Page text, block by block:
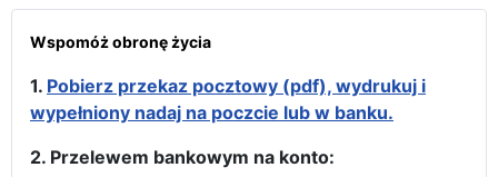
Wspomóż obronę życia
1. Pobierz przekaz pocztowy (pdf), wydrukuj i
wypełniony nadaj na poczcie lub w banku.
2. Przelewem bankowym na konto: